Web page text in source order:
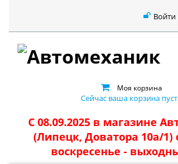
Войти
Моя корзина
Сейчас ваша корзина
С 08.09.2025 в магазине
(Липецк, Доватора 10а/1)
воскресенье -